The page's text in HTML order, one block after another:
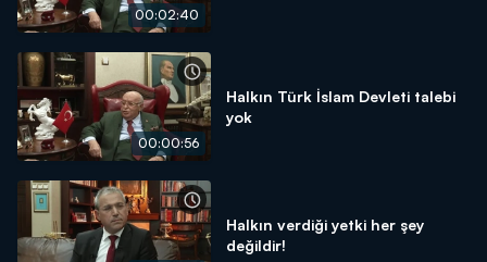
00:02:40
00:00:56
Halkın Türk İslam Devleti talebi
yok
Halkın verdiği yetki her şey
değildir!